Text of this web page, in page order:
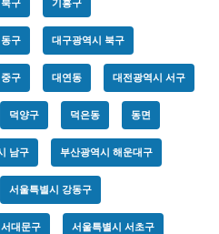
구 기흥구
구 대구광역시 북구
구 대연동 대전광역시 서구
덕양구 덕은동 동면
남구 부산광역시 해운대구
서울특별시 강동구
대문구 서울특별시 서초구